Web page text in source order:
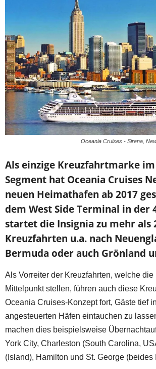
Oceania Cruises - Sirena,
Als einzige Kreuzfahrtmarke
Segment hat Oceania Cruises
neuen Heimathafen ab 2017
dem West Side Terminal in der
startet die Insignia zu mehr als
Kreuzfahrten u.a. nach
Bermuda oder auch Grönland
Als Vorreiter der Kreuzfahrten, welche
Mittelpunkt stellen, führen auch diese
Oceania Cruises-Konzept fort, Gäste tief
angesteuerten Häfen eintauchen zu
machen dies beispielsweise
York City, Charleston (South Carolina,
(Island), Hamilton und St. George (beides